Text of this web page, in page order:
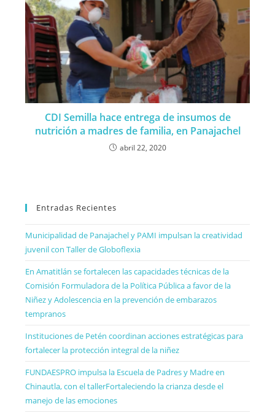
CDI Semilla hace entrega de insumos de
nutrición a madres de familia, en Panajachel
abril 22, 2020
Entradas Recientes
Municipalidad de Panajachel y PAMI impulsan la creatividad
juvenil con Taller de Globoflexia
En Amatitlán se fortalecen las capacidades técnicas de la
Comisión Formuladora de la Política Pública a favor de la
Niñez y Adolescencia en la prevención de embarazos
tempranos
Instituciones de Petén coordinan acciones estratégicas para
fortalecer la protección integral de la niñez
FUNDAESPRO impulsa la Escuela de Padres y Madre en
Chinautla, con el tallerFortaleciendo la crianza desde el
manejo de las emociones